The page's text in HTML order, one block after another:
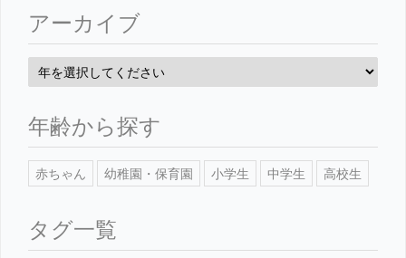
アーカイブ
年齢から探す
赤ちゃん 幼稚園・保育園 小学生 中学生 高校生
タグ一覧